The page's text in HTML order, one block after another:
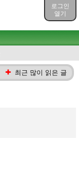
로그인
열기
최근 많이 읽은 글